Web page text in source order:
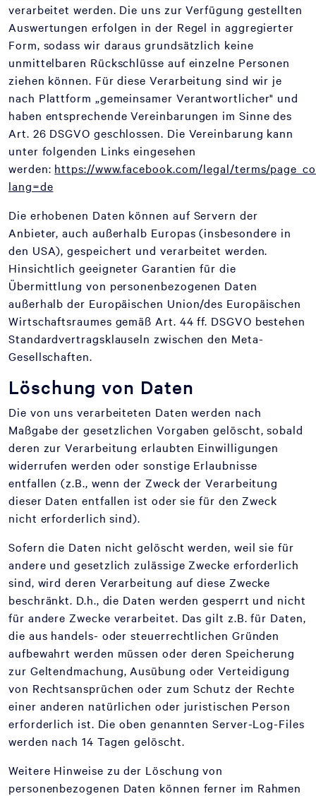
verarbeitet werden. Die uns zur Verfügung gestellten
Auswertungen erfolgen in der Regel in aggregierter
Form, sodass wir daraus grundsätzlich keine
unmittelbaren Rückschlüsse auf einzelne Personen
ziehen können. Für diese Verarbeitung sind wir je
nach Plattform „gemeinsamer Verantwortlicher" und
haben entsprechende Vereinbarungen im Sinne des
Art. 26 DSGVO geschlossen. Die Vereinbarung kann
unter folgenden Links eingesehen
werden: https://www.facebook.com/legal/terms/
lang=de
Die erhobenen Daten können auf Servern der
Anbieter, auch außerhalb Europas (insbesondere in
den USA), gespeichert und verarbeitet werden.
Hinsichtlich geeigneter Garantien für die
Übermittlung von personenbezogenen Daten
außerhalb der Europäischen Union/des Europäischen
Wirtschaftsraumes gemäß Art. 44 ff. DSGVO bestehen
Standardvertragsklauseln zwischen den Meta-
Gesellschaften.
Löschung von Daten
Die von uns verarbeiteten Daten werden nach
Maßgabe der gesetzlichen Vorgaben gelöscht, sobald
deren zur Verarbeitung erlaubten Einwilligungen
widerrufen werden oder sonstige Erlaubnisse
entfallen (z.B., wenn der Zweck der Verarbeitung
dieser Daten entfallen ist oder sie für den Zweck
nicht erforderlich sind).
Sofern die Daten nicht gelöscht werden, weil sie für
andere und gesetzlich zulässige Zwecke erforderlich
sind, wird deren Verarbeitung auf diese Zwecke
beschränkt. D.h., die Daten werden gesperrt und nicht
für andere Zwecke verarbeitet. Das gilt z.B. für Daten,
die aus handels- oder steuerrechtlichen Gründen
aufbewahrt werden müssen oder deren Speicherung
zur Geltendmachung, Ausübung oder Verteidigung
von Rechtsansprüchen oder zum Schutz der Rechte
einer anderen natürlichen oder juristischen Person
erforderlich ist. Die oben genannten Server-Log-Files
werden nach 14 Tagen gelöscht.
Weitere Hinweise zu der Löschung von
personenbezogenen Daten können ferner im Rahmen